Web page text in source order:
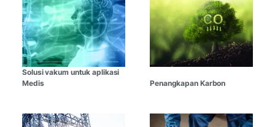
Solusi vakum untuk aplikasi
Medis
Penangkapan Karbon